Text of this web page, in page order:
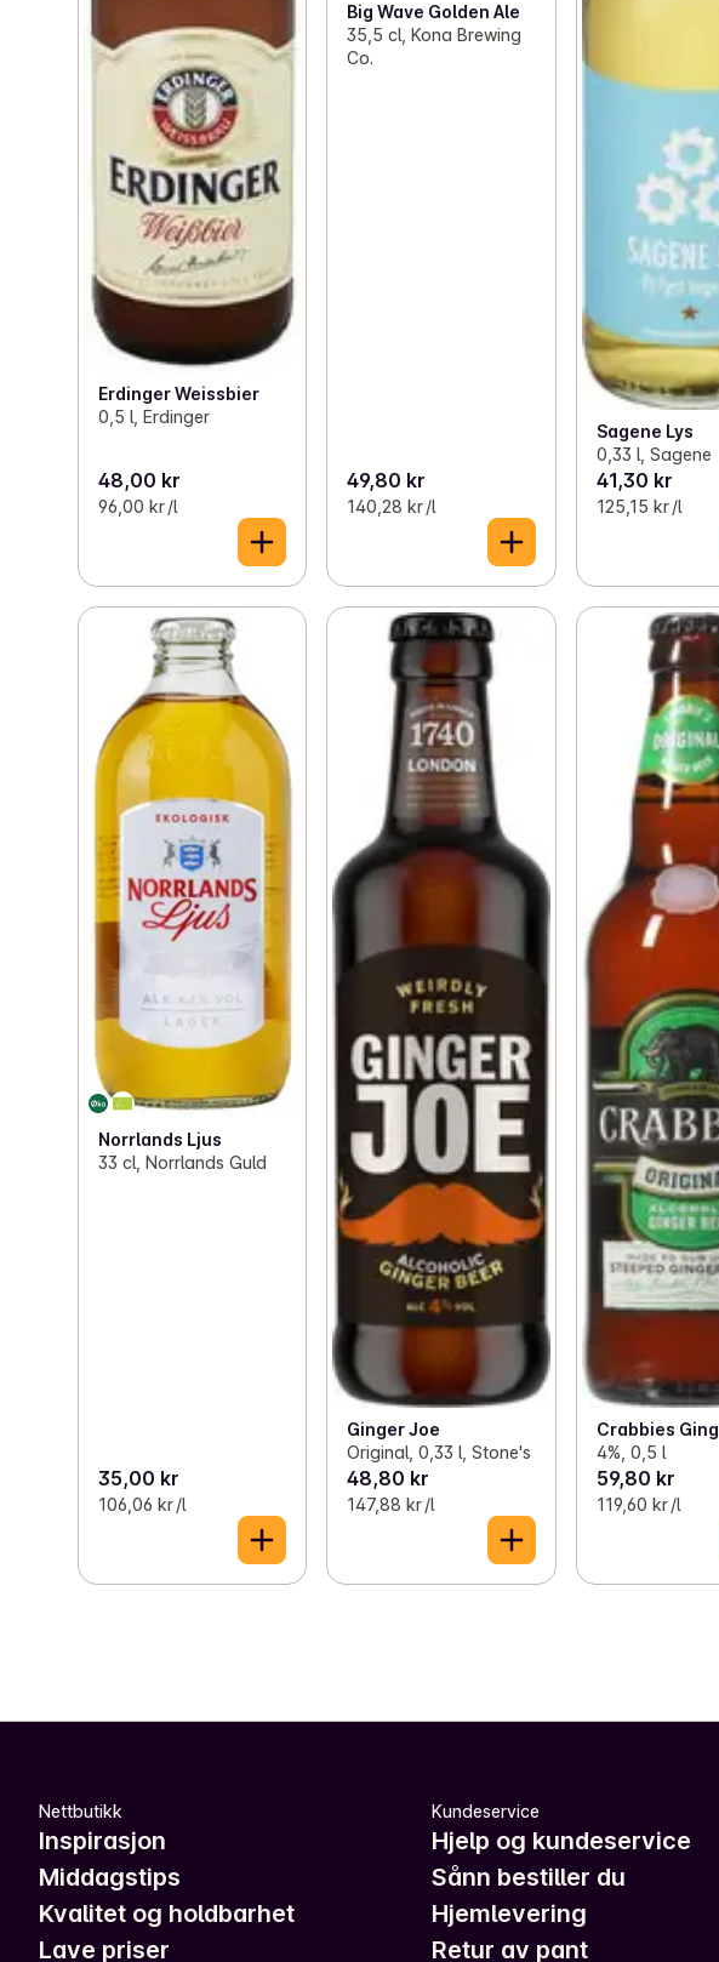
Erdinger Weissbier
0,5 l, Erdinger
48,00 kr
96,00 kr /l
Big Wave Golden Ale
35,5 cl, Kona Brewing
Co.
49,80 kr
140,28 kr /l
Sagene Lys
0,33 l, Sagene
41,30 kr
125,15 kr /l
Norrlands Ljus
33 cl, Norrlands Guld
35,00 kr
106,06 kr /l
Ginger Joe
Original, 0,33 l, Stone's
48,80 kr
147,88 kr /l
Crabbies
4%, 0,5 l
59,80 kr
119,60 kr /l
Nettbutikk
Inspirasjon
Middagstips
Kvalitet og holdbarhet
Lave priser
Kundeservice
Hjelp og kundeservice
Sånn bestiller du
Hjemlevering
Retur av pant